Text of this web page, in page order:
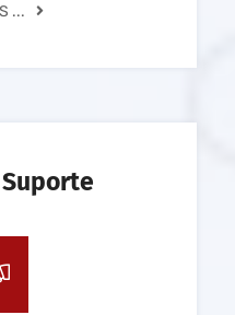
...